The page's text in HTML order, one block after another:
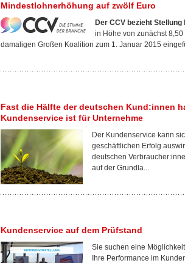
Mindestlohnerhöhung auf zwölf Euro
Der CCV bezieht Stellung
in Höhe von zunächst
damaligen Großen Koalition zum 1. Januar 2015
Fast die Hälfte der deutschen Kund:innen
Kundenservice ist für Unternehme
Der Kundenservice kann
geschäftlichen Erfolg
deutschen
auf der Grundla...
Kundenservice auf dem Prüfstand
Sie suchen eine
Ihre Performance im